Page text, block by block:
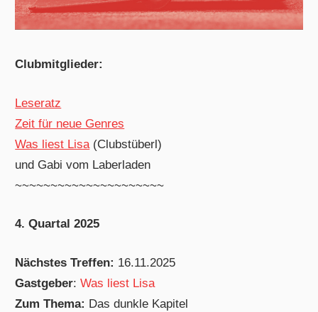
Clubmitglieder:
Leseratz
Zeit für neue Genres
Was liest Lisa (Clubstüberl)
und Gabi vom Laberladen
~~~~~~~~~~~~~~~~~~~~~
4. Quartal 2025
Nächstes Treffen: 16.11.2025
Gastgeber:Was liest Lisa
Zum Thema: Das dunkle Kapitel